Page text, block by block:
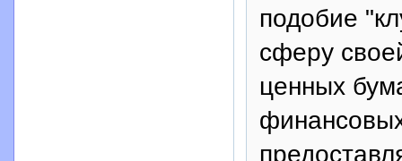
подобие
сферу
ценных